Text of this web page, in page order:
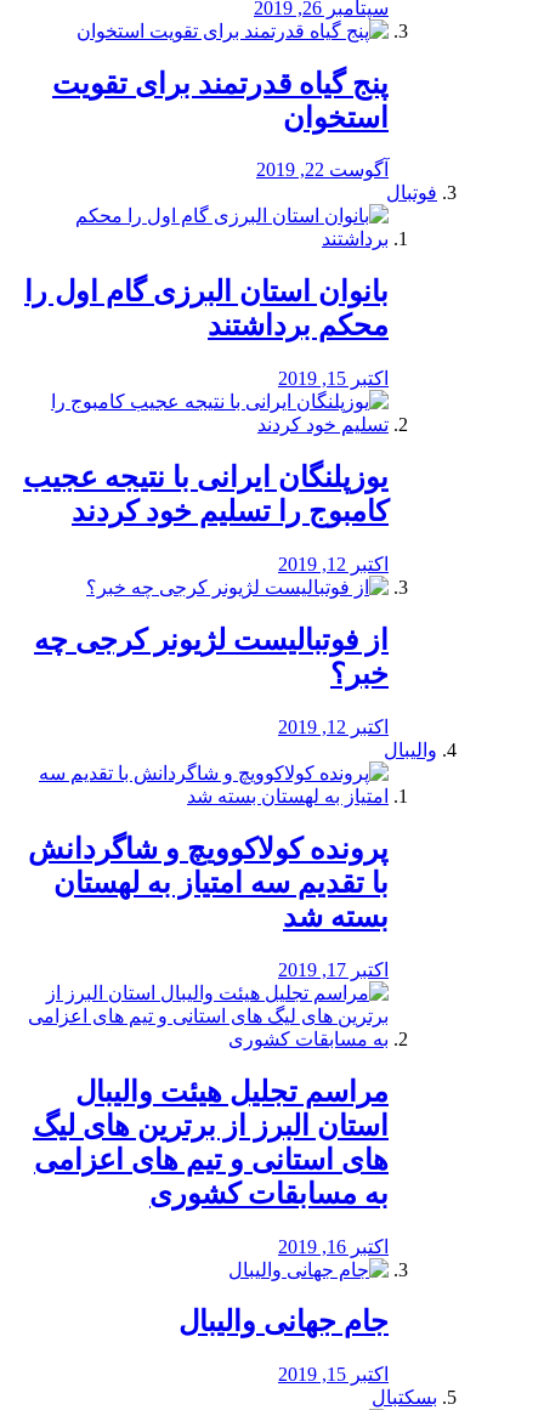
سپتامبر 26, 2019
پنج گیاه قدرتمند برای تقویت
استخوان
آگوست 22, 2019
فوتبال
بانوان استان البرزی گام اول را
محكم برداشتند
اکتبر 15, 2019
یوزپلنگان ایرانی با نتیجه عجیب
کامبوج را تسلیم خود کردند
اکتبر 12, 2019
از فوتبالیست لژیونر کرجی چه
خبر؟
اکتبر 12, 2019
والیبال
پرونده کولاکوویچ و شاگردانش
با تقدیم سه امتیاز به لهستان
بسته شد
اکتبر 17, 2019
مراسم تجلیل هیئت والیبال
استان البرز از برترین های لیگ
های استانی و تیم های اعزامی
به مسابقات کشوری
اکتبر 16, 2019
جام جهانی والیبال
اکتبر 15, 2019
بسکتبال